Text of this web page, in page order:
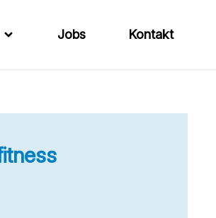
Jobs Kontakt